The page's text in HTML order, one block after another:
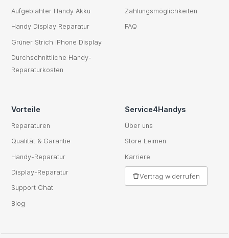
Aufgeblähter Handy Akku
Handy Display Reparatur
Grüner Strich iPhone Display
Durchschnittliche Handy-
Reparaturkosten
Zahlungsmöglichkeiten
FAQ
Vorteile
Reparaturen
Qualität & Garantie
Handy-Reparatur
Display-Reparatur
Support Chat
Blog
Service4Handys
Über uns
Store Leimen
Karriere
Vertrag widerrufen